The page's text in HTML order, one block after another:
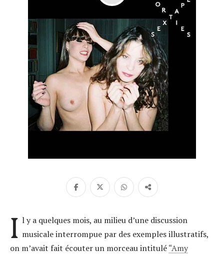
I l y a quelques mois, au milieu d’une discussion
musicale interrompue par des exemples illustratifs,
on m’avait fait écouter un morceau intitulé“Amy